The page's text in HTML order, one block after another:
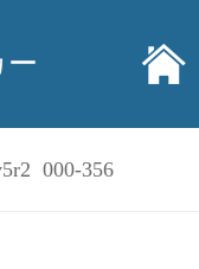
000-356